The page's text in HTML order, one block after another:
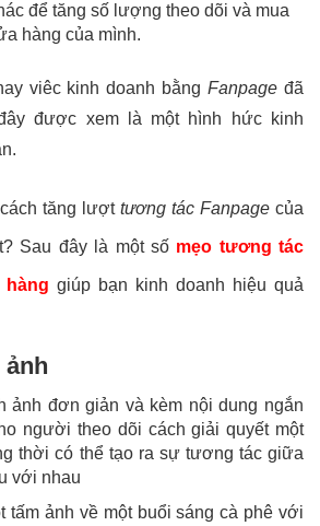
để tăng số lượng theo dõi và mua
hàng của mình.
viêc kinh doanh bằngFanpage đã
được xem là một hình hức kinh
tăng lượt tương tác Fanpage của
Sau đây là một số mẹo tương tác
hàng giúp bạn kinh doanh hiệu quả
ảnh
ảnh đơn giản và kèm nội dung ngắn
người theo dõi cách giải quyết một
thời có thể tạo ra sự tương tác giữa
với nhau
tấm ảnh về một buổi sáng cà phê với